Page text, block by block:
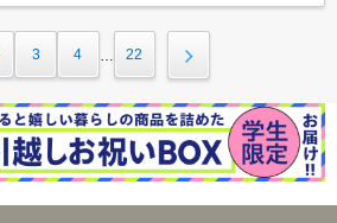
3 4 22